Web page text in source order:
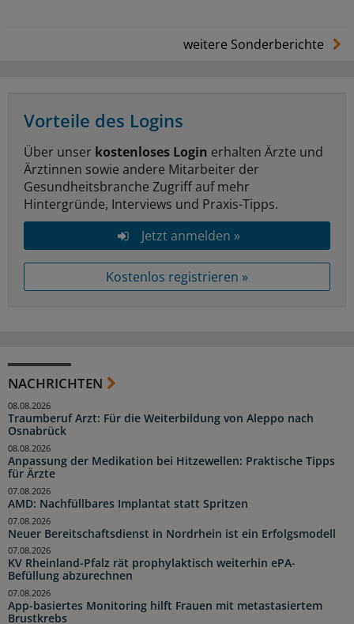
weitere Sonderberichte
Vorteile des Logins
Über unser kostenloses Login erhalten Ärzte und
Ärztinnen sowie andere Mitarbeiter der
Gesundheitsbranche Zugriff auf mehr
Hintergründe, Interviews und Praxis-Tipps.
Jetzt anmelden »
Kostenlos registrieren »
NACHRICHTEN
Traumberuf Arzt: Für die Weiterbildung von Aleppo nach
Osnabrück
08.08.2026
Anpassung der Medikation bei Hitzewellen: Praktische Tipps
für Ärzte
08.08.2026
AMD: Nachfüllbares Implantat statt Spritzen
07.08.2026
Neuer Bereitschaftsdienst in Nordrhein ist ein Erfolgsmodell
07.08.2026
KV Rheinland-Pfalz rät prophylaktisch weiterhin ePA-
Befüllung abzurechnen
07.08.2026
App-basiertes Monitoring hilft Frauen mit metastasiertem
Brustkrebs
07.08.2026